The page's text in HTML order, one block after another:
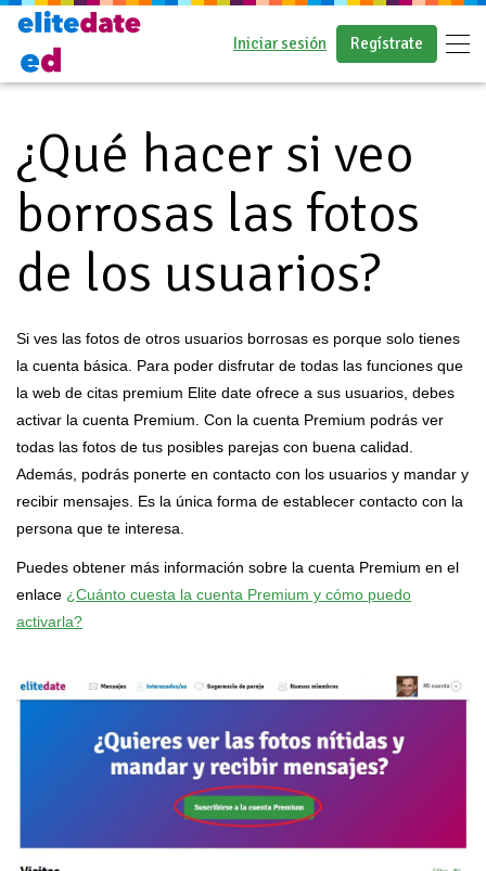
Iniciar sesión Regístrate
¿Qué hacer si veo
borrosas las fotos
de los usuarios?
Si ves las fotos de otros usuarios borrosas es porque solo tienes
la cuenta básica. Para poder disfrutar de todas las funciones que
la web de citas premium Elite date ofrece a sus usuarios, debes
activar la cuenta Premium. Con la cuenta Premium podrás ver
todas las fotos de tus posibles parejas con buena calidad.
Además, podrás ponerte en contacto con los usuarios y mandar y
recibir mensajes. Es la única forma de establecer contacto con la
persona que te interesa.
Puedes obtener más información sobre la cuenta Premium en el
enlace ¿Cuánto cuesta la cuenta Premium y cómo puedo
activarla?